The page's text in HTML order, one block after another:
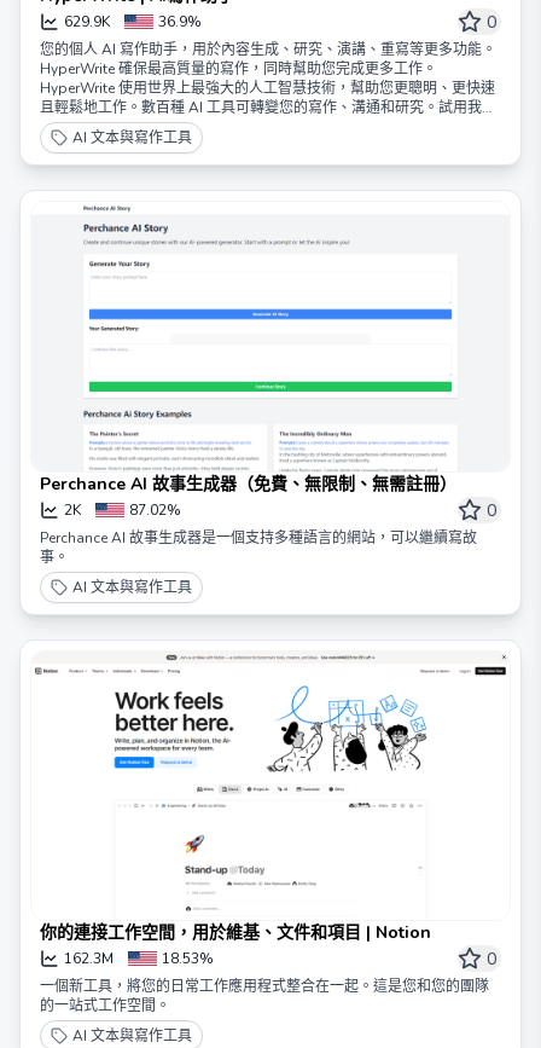
629.9K 36.9% 0
您的個人 AI 寫作助手，用於內容生成、研究、演講、重寫等更多功能。
HyperWrite 確保最高質量的寫作，同時幫助您完成更多工作。
HyperWrite 使用世界上最強大的人工智慧技術，幫助您更聰明、更快速
且輕鬆地工作。數百種 AI 工具可轉變您的寫作、溝通和研究。試用我們
的 AI 寫作工具和全新的 AI 個人助手，體驗 AI 如何改變您的工作。
AI 文本與寫作工具
Perchance AI 故事生成器（免費、無限制、無需註冊）
2K 87.02% 0
Perchance AI 故事生成器是一個支持多種語言的網站，可以繼續寫故
事。
AI 文本與寫作工具
你的連接工作空間，用於維基、文件和項目 | Notion
162.3M 18.53% 0
一個新工具，將您的日常工作應用程式整合在一起。這是您和您的團隊
的一站式工作空間。
AI 文本與寫作工具